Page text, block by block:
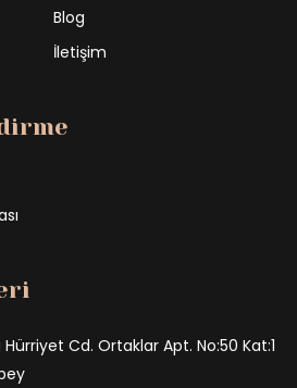
Blog
İletişim
Cd. Ortaklar Apt. No:50 Kat:1